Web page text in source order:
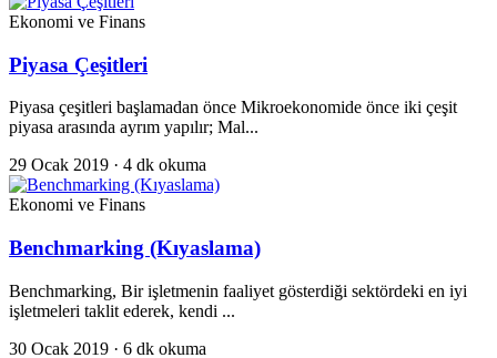
Ekonomi ve Finans
Piyasa Çeşitleri
Piyasa çeşitleri başlamadan önce Mikroekonomide önce iki çeşit
piyasa arasında ayrım yapılır; Mal...
29 Ocak 2019 · 4 dk okuma
Ekonomi ve Finans
Benchmarking (Kıyaslama)
Benchmarking, Bir işletmenin faaliyet gösterdiği sektördeki en iyi
işletmeleri taklit ederek, kendi ...
30 Ocak 2019 · 6 dk okuma